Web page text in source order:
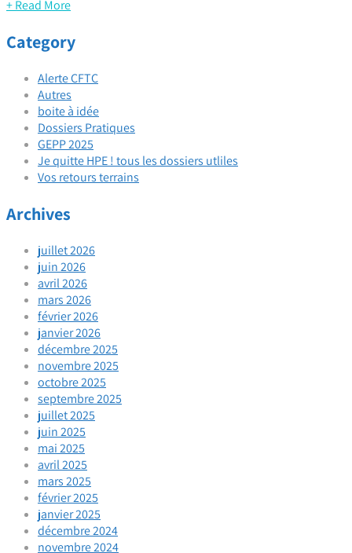
+ Read More
Category
Alerte CFTC
Autres
boite à idée
Dossiers Pratiques
GEPP 2025
Je quitte HPE ! tous les dossiers utliles
Vos retours terrains
Archives
juillet 2026
juin 2026
avril 2026
mars 2026
février 2026
janvier 2026
décembre 2025
novembre 2025
octobre 2025
septembre 2025
juillet 2025
juin 2025
mai 2025
avril 2025
mars 2025
février 2025
janvier 2025
décembre 2024
novembre 2024